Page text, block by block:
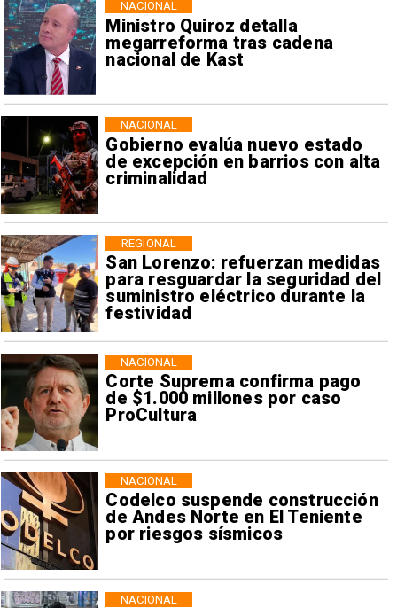
Ministro Quiroz detalla
megarreforma tras cadena
nacional de Kast
NACIONAL
Gobierno evalúa nuevo estado
de excepción en barrios con alta
criminalidad
NACIONAL
San Lorenzo: refuerzan medidas
para resguardar la seguridad del
suministro eléctrico durante la
festividad
REGIONAL
Corte Suprema confirma pago
de $1.000 millones por caso
ProCultura
NACIONAL
Codelco suspende construcción
de Andes Norte en El Teniente
por riesgos sísmicos
NACIONAL
NACIONAL